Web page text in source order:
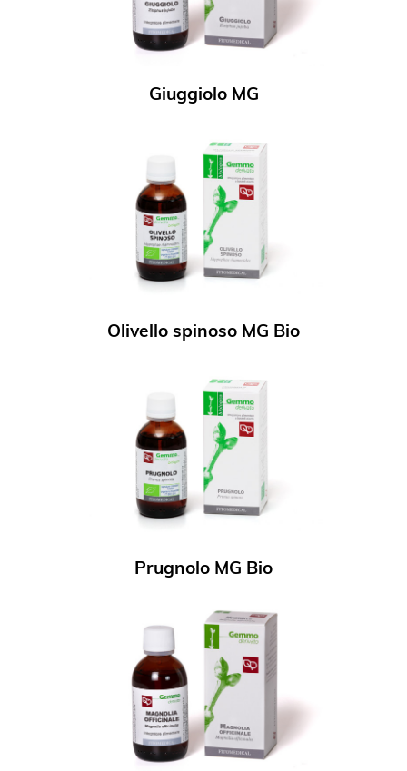
Giuggiolo MG
Olivello spinoso MG Bio
Prugnolo MG Bio